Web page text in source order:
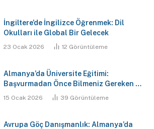
İngiltere’de İngilizce Öğrenmek: Dil
Okulları ile Global Bir Gelecek
23 Ocak 2026 12 Görüntüleme
Almanya’da Üniversite Eğitimi:
Başvurmadan Önce Bilmeniz Gereken 7
15 Ocak 2026 39 Görüntüleme
Avrupa Göç Danışmanlık: Almanya’da